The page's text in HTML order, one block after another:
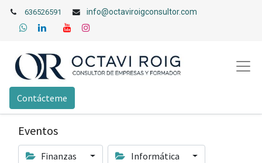
636526591 info@octaviroigconsultor.com
Contácteme
Eventos
Finanzas Informática